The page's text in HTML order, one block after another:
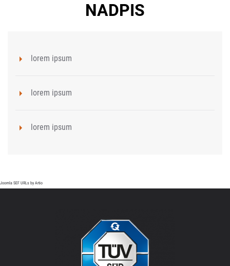
NADPIS
lorem ipsum
lorem ipsum
lorem ipsum
Joomla SEF URLs by Artio